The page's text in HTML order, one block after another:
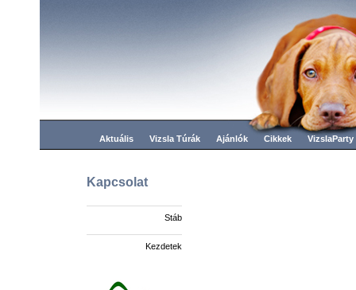
Aktuális Vizsla Túrák Ajánlók Cikkek VizslaParty
Kapcsolat
Stáb
Kezdetek